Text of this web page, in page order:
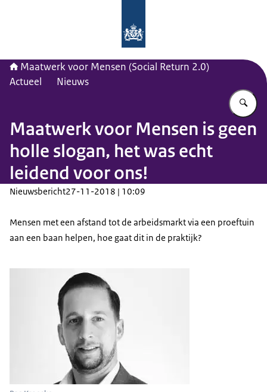
Maatwerk voor Mensen (Social Return 2.0)
Actueel
Nieuws
Maatwerk voor Mensen is geen
holle slogan, het was echt
leidend voor ons!
Nieuwsbericht27-11-2018 | 10:09
Mensen met een afstand tot de arbeidsmarkt via een proeftuin
aan een baan helpen, hoe gaat dit in de praktijk?